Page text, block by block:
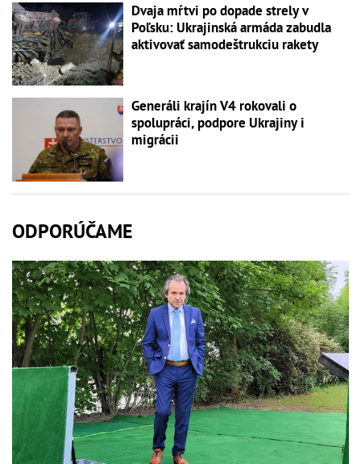
Dvaja mŕtvi po dopade strely v
Poľsku: Ukrajinská armáda zabudla
aktivovať samodeštrukciu rakety
Generáli krajín V4 rokovali o
spolupráci, podpore Ukrajiny i
migrácii
ODPORÚČAME